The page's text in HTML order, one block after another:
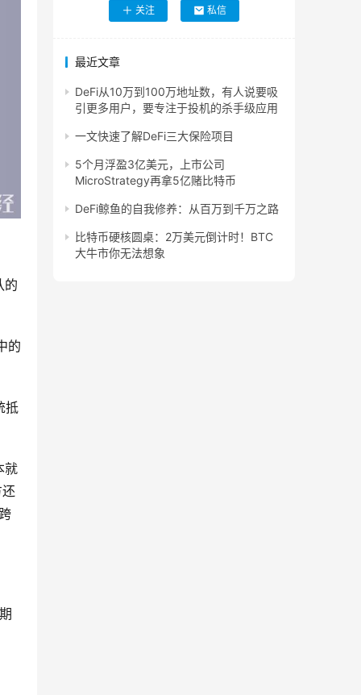
的
的
抵
就
关注 私信
最近文章
DeFi从10万到100万地址数，有人说要吸
引更多用户，要专注于投机的杀手级应用
一文快速了解DeFi三大保险项目
5个月浮盈3亿美元，上市公司
MicroStrategy再拿5亿赌比特币
DeFi鲸鱼的自我修养：从百万到千万之路
比特币硬核圆桌：2万美元倒计时！BTC
大牛市你无法想象